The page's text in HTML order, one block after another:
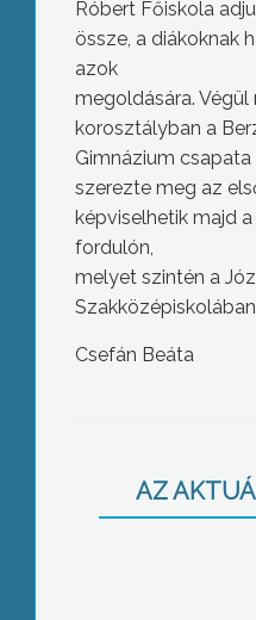
Róbert Főiskola
össze, a diákoknak
azok
megoldására. Végül
korosztályban a
Gimnázium csapata
szerezte meg az
képviselhetik majd
fordulón,
melyet szintén a
Csefán Beáta
AZ